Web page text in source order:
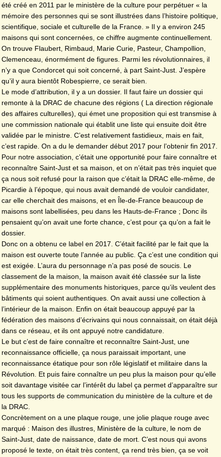
été créé en 2011 par le ministère de la culture pour perpétuer « la
mémoire des personnes qui se sont illustrées dans l’histoire politique,
scientifique, sociale et culturelle de la France. » Il y a environ 245
maisons qui sont concernées, ce chiffre augmente continuellement.
On trouve Flaubert, Rimbaud, Marie Curie, Pasteur, Champollion,
Clemenceau, énormément de figures. Parmi les révolutionnaires, il
n’y a que Condorcet qui soit concerné, à part Saint-Just. J’espère
qu’il y aura bientôt Robespierre, ce serait bien.
Le mode d’attribution, il y a un dossier. Il faut faire un dossier qui
remonte à la DRAC de chacune des régions ( La direction régionale
des affaires culturelles), qui émet une proposition qui est transmise à
une commission nationale qui établit une liste qui ensuite doit être
validée par le ministre. C’est relativement fastidieux, mais en fait,
c’est rapide. On a du le demander début 2017 pour l’obtenir fin 2017.
Pour notre association, c’était une opportunité pour faire connaître et
reconnaître Saint-Just et sa maison, et on n’était pas très inquiet que
ça nous soit refusé pour la raison que c’était la DRAC elle-même, de
Picardie à l’époque, qui nous avait demandé de vouloir candidater,
car elle cherchait des maisons, et en Île-de-France beaucoup de
maisons sont labellisées, peu dans les Hauts-de-France ; Donc ils
pensaient qu’on avait une forte chance, c’est pour ça qu’on a fait le
dossier.
Donc on a obtenu ce label en 2017. C’était facilité par le fait que la
maison est ouverte toute l’année au public. Ça c’est une condition qui
est exigée. L’aura du personnage n’a pas posé de soucis. Le
classement de la maison, la maison avait été classée sur la liste
supplémentaire des monuments historiques, parce qu’ils veulent des
bâtiments qui soient authentiques. On avait aussi une collection à
l’intérieur de la maison. Enfin on était beaucoup appuyé par la
fédération des maisons d’écrivains qui nous connaissait, on était déjà
dans ce réseau, et ils ont appuyé notre candidature.
Le but c’est de faire connaître et reconnaître Saint-Just, une
reconnaissance officielle, ça nous paraissait important, une
reconnaissance étatique pour son rôle législatif et militaire dans la
Révolution. Et puis faire connaître un peu plus la maison pour qu’elle
soit davantage visitée car l’intérêt du label ça permet d’apparaître sur
tous les supports de communication du ministère de la culture et de
la DRAC.
Concrètement on a une plaque rouge, une jolie plaque rouge avec
marqué : Maison des illustres, Ministère de la culture, le nom de
Saint-Just, date de naissance, date de mort. C’est nous qui avons
proposé le texte, on était très content, ça rend très bien, ça se voit